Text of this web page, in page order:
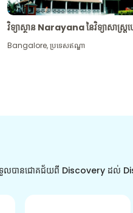
វិទ្យាស្ថាន Narayana នៃវិទ្យាសាស្រ្ត
Bangalore,ប្រទេសឥណ្ឌា
នកទទួលបានជោគជ័យពី Discovery ដ